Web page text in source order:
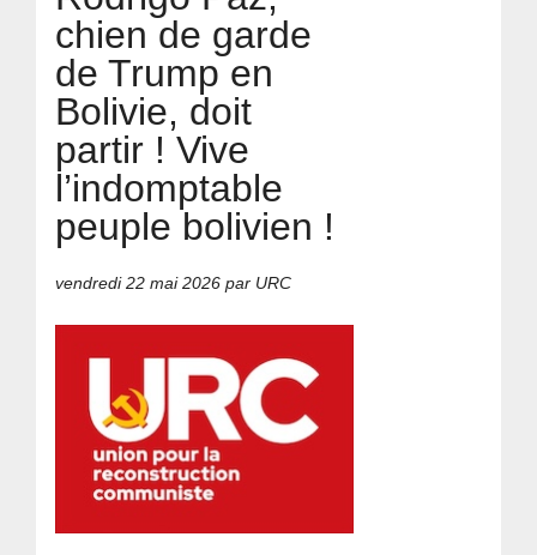
chien de garde
de Trump en
Bolivie, doit
partir ! Vive
l’indomptable
peuple bolivien !
vendredi 22 mai 2026 par URC